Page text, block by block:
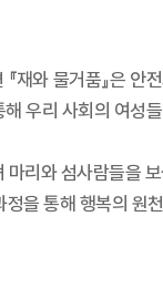
재와 물거품』은
해 우리 사회의 여
리와 섬사람들을
을 통해 행복의